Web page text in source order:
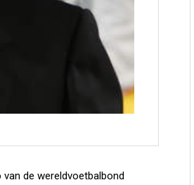
de wereldvoetbalbond